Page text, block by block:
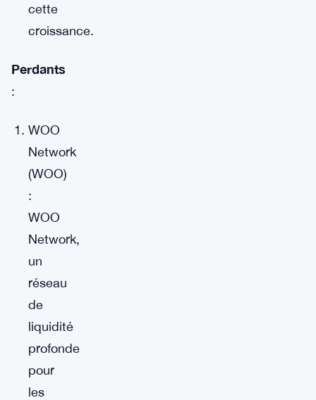
cette
croissance.
Perdants
:
WOO
Network
(WOO)
:
WOO
Network,
un
réseau
de
liquidité
profonde
pour
les